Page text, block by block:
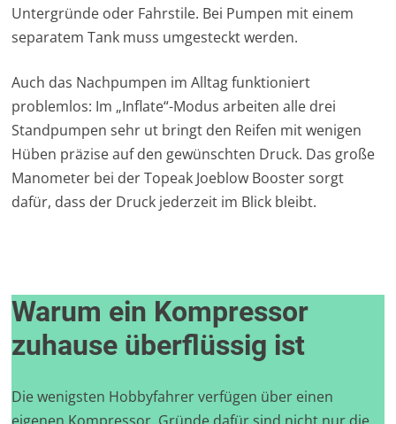
Untergründe oder Fahrstile. Bei Pumpen mit einem
separatem Tank muss umgesteckt werden.
Auch das Nachpumpen im Alltag funktioniert
problemlos: Im „Inflate“-Modus arbeiten alle drei
Standpumpen sehr ut bringt den Reifen mit wenigen
Hüben präzise auf den gewünschten Druck. Das große
Manometer bei der Topeak Joeblow Booster sorgt
dafür, dass der Druck jederzeit im Blick bleibt.
Warum ein Kompressor
zuhause überflüssig ist
Die wenigsten Hobbyfahrer verfügen über einen